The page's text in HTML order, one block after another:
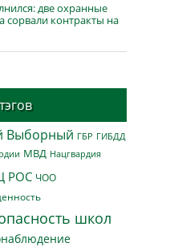
две охранные
контракты на
Выборный ГБР ГИБДД
МВД Нацгвардия
РОС ЧОО
школ